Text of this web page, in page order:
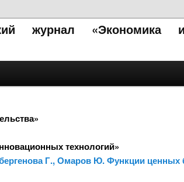
журнал «Экономика
технологий»
Г., Омаров Ю. Функции ценных